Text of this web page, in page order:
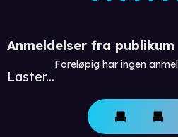
Anmeldelser fra publikum
Laster...
Foreløpig har ingen